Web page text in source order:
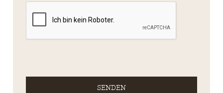
SENDEN